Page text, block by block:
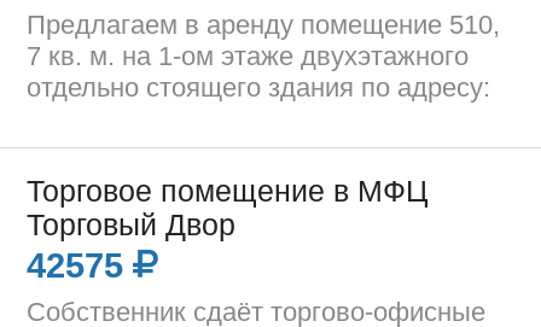
Предлагаем в аренду помещение 510,
7 кв. м. на 1-ом этаже двухэтажного
отдельно стоящего здания по адресу:
Торговое помещение в МФЦ
Торговый Двор
42575
Собственник сдаёт торгово-офисные